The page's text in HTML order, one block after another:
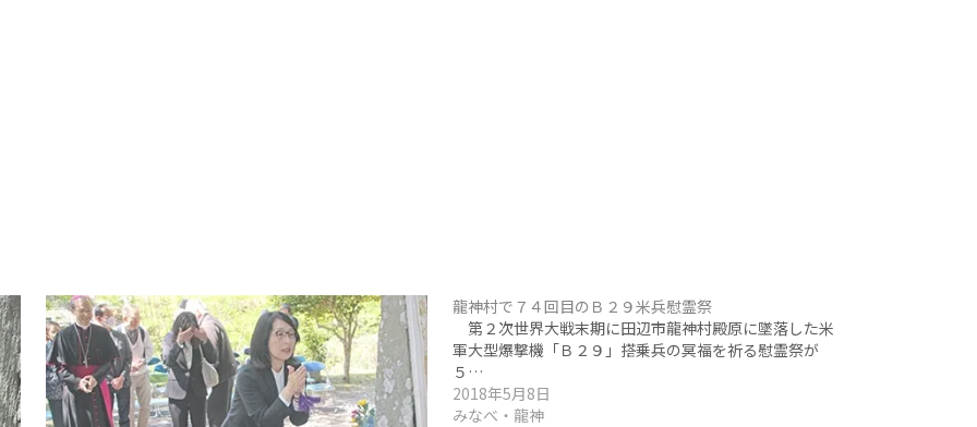
龍神村で７４回目のＢ２９米兵慰霊祭
第２次世界大戦末期に田辺市龍神村殿原に墜落した米
軍大型爆撃機「Ｂ２９」搭乗兵の冥福を祈る慰霊祭が
５…
2018年5月8日
みなべ・龍神